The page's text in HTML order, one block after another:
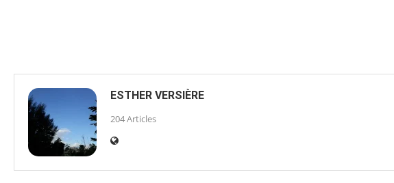
ESTHER VERSIÈRE
204 Articles